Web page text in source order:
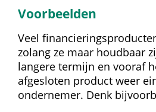
Voorbeelden
Veel
zolang ze maar houdbaar
langere termijn en vooraf
afgesloten product weer
ondernemer. Denk